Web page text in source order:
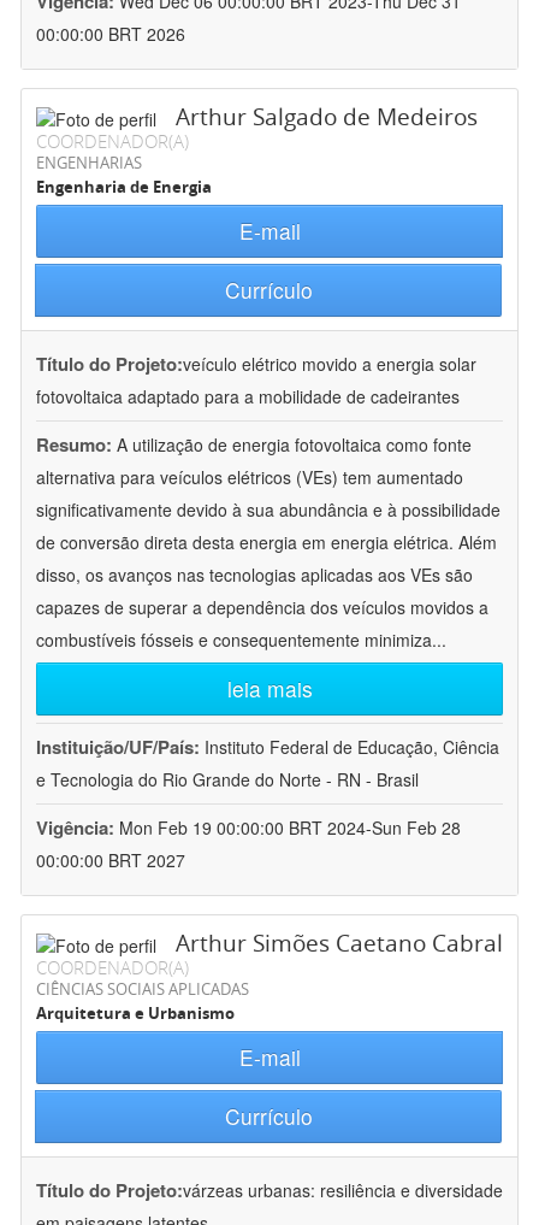
00:00:00 BRT 2026
Arthur Salgado de Medeiros
COORDENADOR(A)
ENGENHARIAS
Engenharia de Energia
E-mail
Currículo
Título do Projeto:veículo elétrico movido a energia solar
fotovoltaica adaptado para a mobilidade de cadeirantes
Resumo: A utilização de energia fotovoltaica como fonte
alternativa para veículos elétricos (VEs) tem aumentado
significativamente devido à sua abundância e à possibilidade
de conversão direta desta energia em energia elétrica. Além
disso, os avanços nas tecnologias aplicadas aos VEs são
capazes de superar a dependência dos veículos movidos a
combustíveis fósseis e consequentemente minimiza...
leia mais
Instituição/UF/País: Instituto Federal de Educação, Ciência
e Tecnologia do Rio Grande do Norte - RN - Brasil
Vigência: Mon Feb 19 00:00:00 BRT 2024-Sun Feb 28
00:00:00 BRT 2027
Arthur Simões Caetano Cabral
COORDENADOR(A)
CIÊNCIAS SOCIAIS APLICADAS
Arquitetura e Urbanismo
E-mail
Currículo
Título do Projeto:várzeas urbanas: resiliência e diversidade